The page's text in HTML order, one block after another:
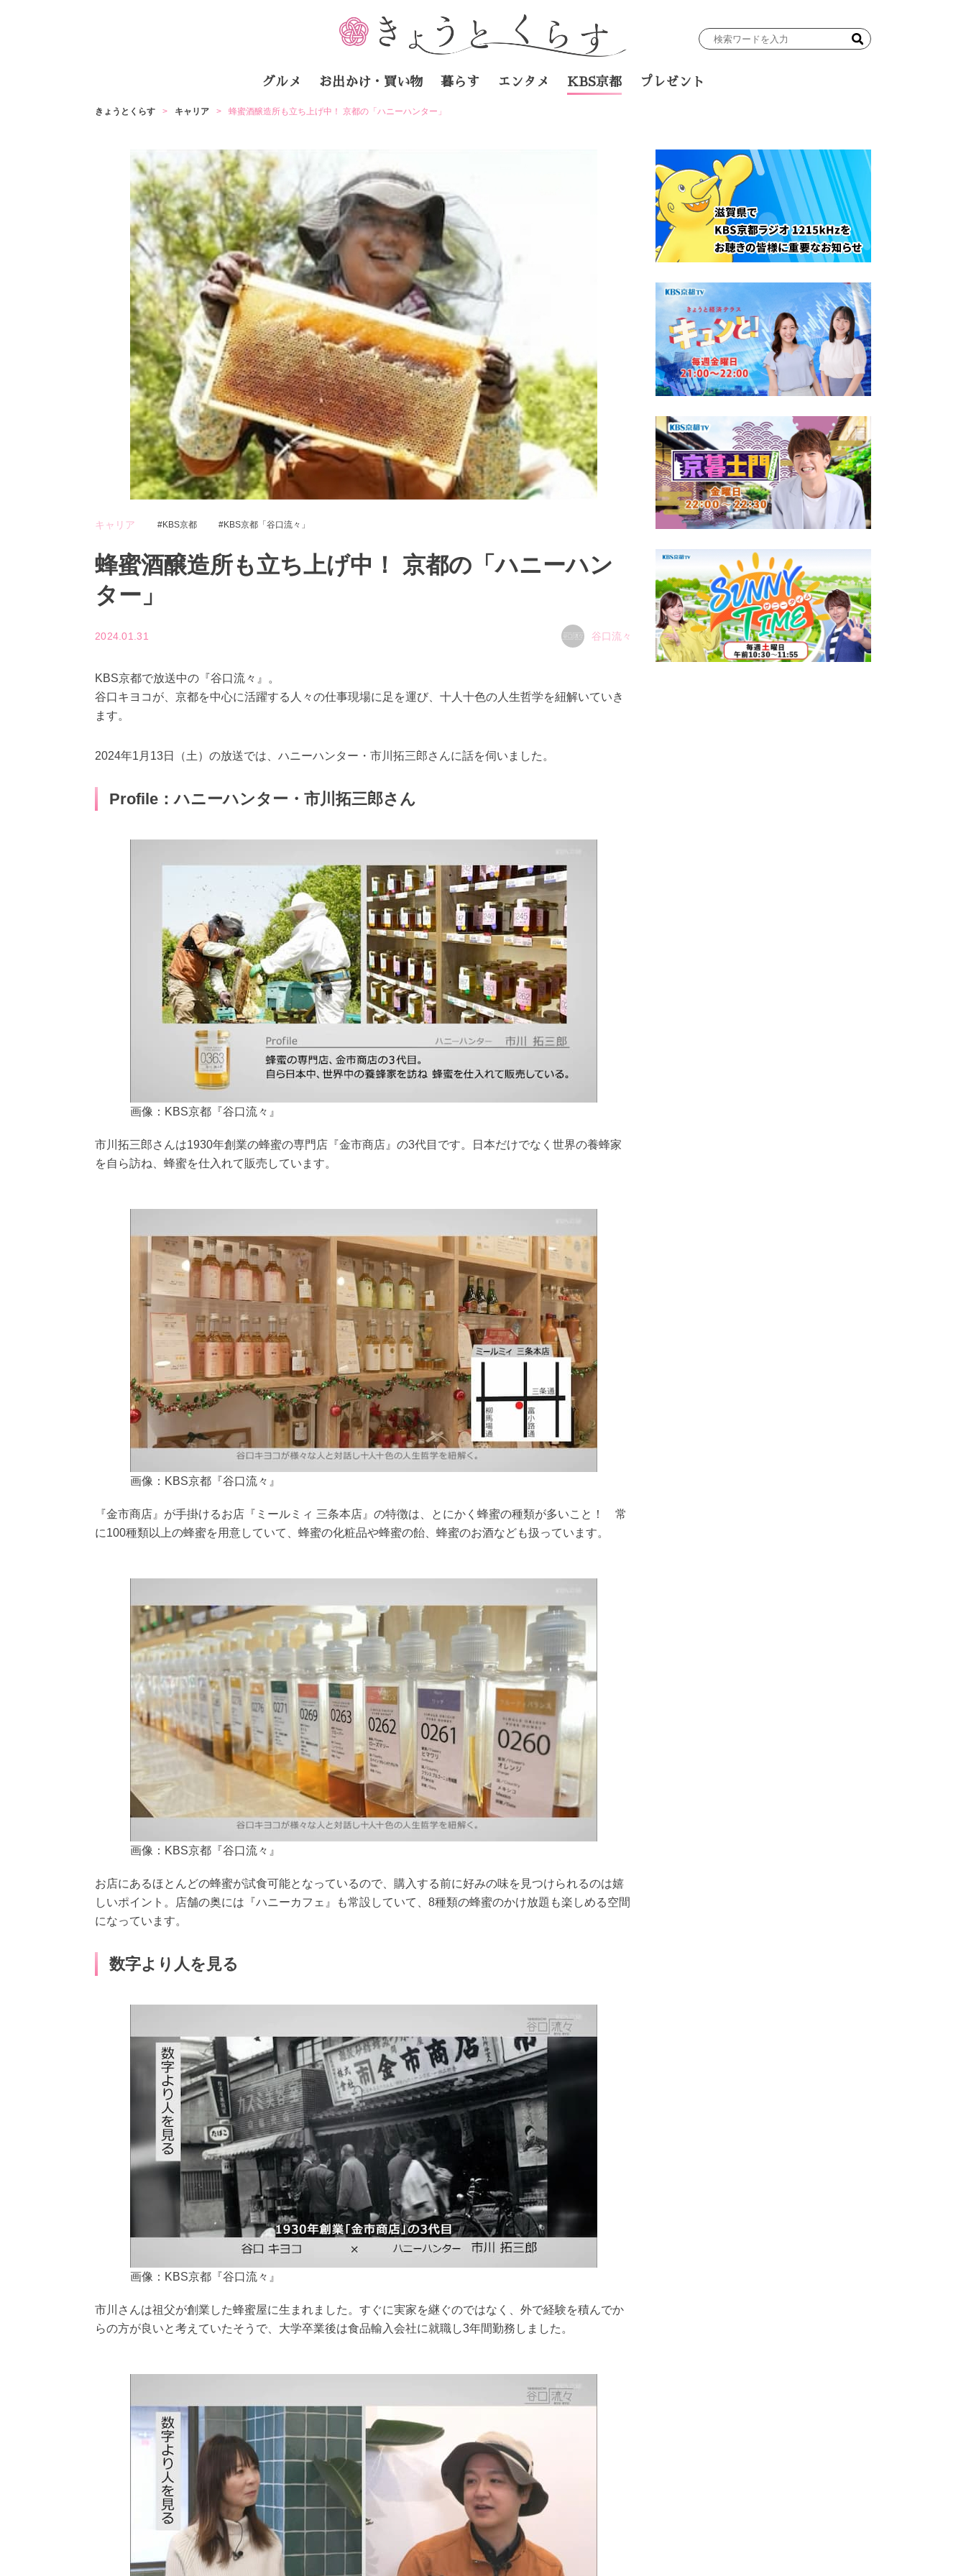
検
力
グルメ お出かけ・買い物 暮らす エンタメ KBS京都 プレゼント
きょうとくらす キャリア 蜂蜜酒醸造所も立ち上げ中！ 京都の「ハニーハンター」
キャリア KBS京都 KBS京都「谷口流々」
蜂蜜酒醸造所も立ち上げ中！ 京都の「ハニーハン
ター」
2024.01.31 谷口流々
KBS京都で放送中の『谷口流々』。
谷口キヨコが、京都を中心に活躍する人々の仕事現場に足を運び、十人十色の人生哲学を紐解いていき
ます。
2024年1月13日（土）の放送では、ハニーハンター・市川拓三郎さんに話を伺いました。
Profile：ハニーハンター・市川拓三郎さん
画像：KBS京都『谷口流々』
市川拓三郎さんは1930年創業の蜂蜜の専門店『金市商店』の3代目です。日本だけでなく世界の養蜂家
を自ら訪ね、蜂蜜を仕入れて販売しています。
画像：KBS京都『谷口流々』
『金市商店』が手掛けるお店『ミールミィ 三条本店』の特徴は、とにかく蜂蜜の種類が多いこと！ 常
に100種類以上の蜂蜜を用意していて、蜂蜜の化粧品や蜂蜜の飴、蜂蜜のお酒なども扱っています。
画像：KBS京都『谷口流々』
お店にあるほとんどの蜂蜜が試食可能となっているので、購入する前に好みの味を見つけられるのは嬉
しいポイント。店舗の奥には『ハニーカフェ』も常設していて、8種類の蜂蜜のかけ放題も楽しめる空間
になっています。
数字より人を見る
画像：KBS京都『谷口流々』
市川さんは祖父が創業した蜂蜜屋に生まれました。すぐに実家を継ぐのではなく、外で経験を積んでか
らの方が良いと考えていたそうで、大学卒業後は食品輸入会社に就職し3年間勤務しました。